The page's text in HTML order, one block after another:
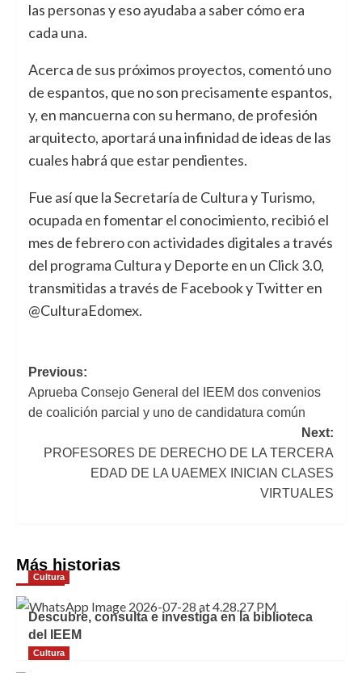
las personas y eso ayudaba a saber cómo era
cada una.
Acerca de sus próximos proyectos, comentó uno
de espantos, que no son precisamente espantos,
y, en mancuerna con su hermano, de profesión
arquitecto, aportará una infinidad de ideas de las
cuales habrá que estar pendientes.
Fue así que la Secretaría de Cultura y Turismo,
ocupada en fomentar el conocimiento, recibió el
mes de febrero con actividades digitales a través
del programa Cultura y Deporte en un Click 3.0,
transmitidas a través de Facebook y Twitter en
@CulturaEdomex.
Navegación
de
entradas
Previous:
Aprueba Consejo General del IEEM dos convenios
de coalición parcial y uno de candidatura común
Next:
PROFESORES DE DERECHO DE LA TERCERA
EDAD DE LA UAEMEX INICIAN CLASES
VIRTUALES
Más historias
Cultura
Descubre, consulta e investiga en la biblioteca
del IEEM
Cultura